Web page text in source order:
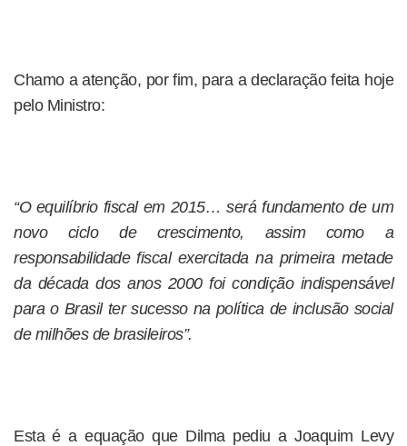
Chamo a atenção, por fim, para a declaração feita hoje
pelo Ministro:
“O equilíbrio fiscal em 2015… será fundamento de um
novo ciclo de crescimento, assim como a
responsabilidade fiscal exercitada na primeira metade
da década dos anos 2000 foi condição indispensável
para o Brasil ter sucesso na política de inclusão social
de milhões de brasileiros”.
Esta é a equação que Dilma pediu a Joaquim Levy